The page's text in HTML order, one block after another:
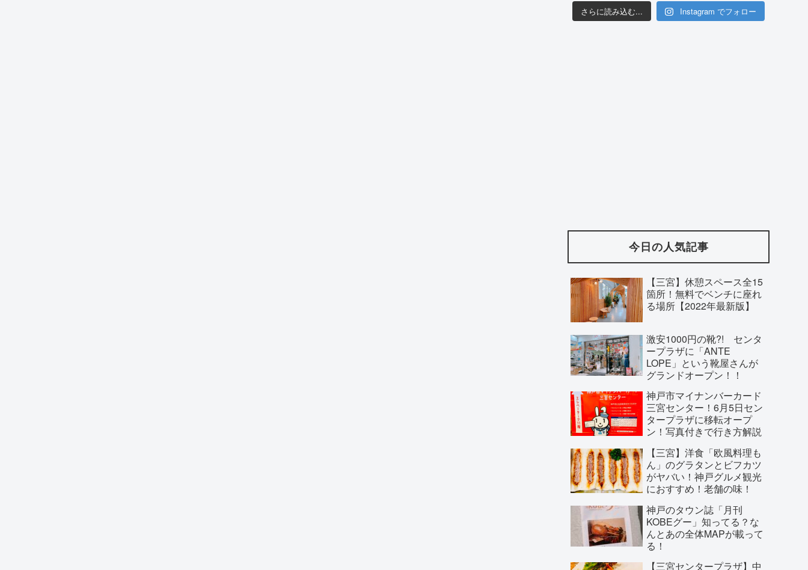
さらに読み込む... Instagram でフォロー
今日の人気記事
【三宮】休憩スペース全15
箇所！無料でベンチに座れ
る場所【2022年最新版】
激安1000円の靴?! センタ
ープラザに「ANTE
LOPE」という靴屋さんが
グランドオープン！！
神戸市マイナンバーカード
三宮センター！6月5日セン
タープラザに移転オープ
ン！写真付きで行き方解説
【三宮】洋食「欧風料理も
ん」のグラタンとビフカツ
がヤバい！神戸グルメ観光
におすすめ！老舗の味！
神戸のタウン誌「月刊
KOBEグー」知ってる？な
んとあの全体MAPが載って
る！
【三宮センタープラザ】中